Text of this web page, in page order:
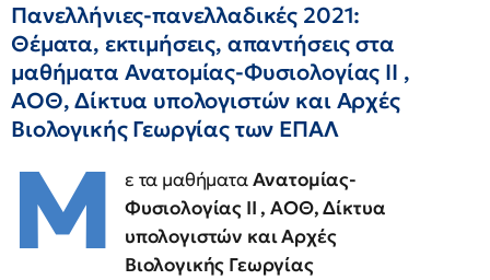
Πανελλήνιες-πανελλαδικές 2021:
Θέματα, εκτιμήσεις, απαντήσεις στα
μαθήματα Ανατομίας-Φυσιολογίας II ,
ΑΟΘ, Δίκτυα υπολογιστών και Αρχές
Βιολογικής Γεωργίας των ΕΠΑΛ
Μ ε τα μαθήματαΑνατομίας-
Φυσιολογίας II , ΑΟΘ, Δίκτυα
υπολογιστών και Αρχές
Βιολογικής Γεωργίας